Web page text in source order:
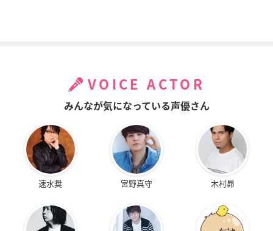
VOICE ACTOR
みんなが気になっている声優さん
速水奨 宮野真守 木村昴